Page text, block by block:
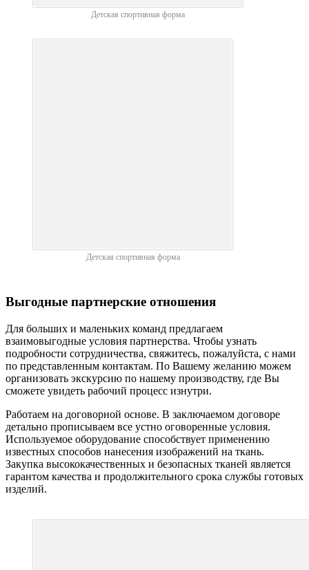
Детская спортивная форма
Детская спортивная форма
Выгодные партнерские отношения
Для больших и маленьких команд предлагаем
взаимовыгодные условия партнерства. Чтобы узнать
подробности сотрудничества, свяжитесь, пожалуйста, с нами
по представленным контактам. По Вашему желанию можем
организовать экскурсию по нашему производству, где Вы
сможете увидеть рабочий процесс изнутри.
Работаем на договорной основе. В заключаемом договоре
детально прописываем все устно оговоренные условия.
Используемое оборудование способствует применению
известных способов нанесения изображений на ткань.
Закупка высококачественных и безопасных тканей является
гарантом качества и продолжительного срока службы готовых
изделий.